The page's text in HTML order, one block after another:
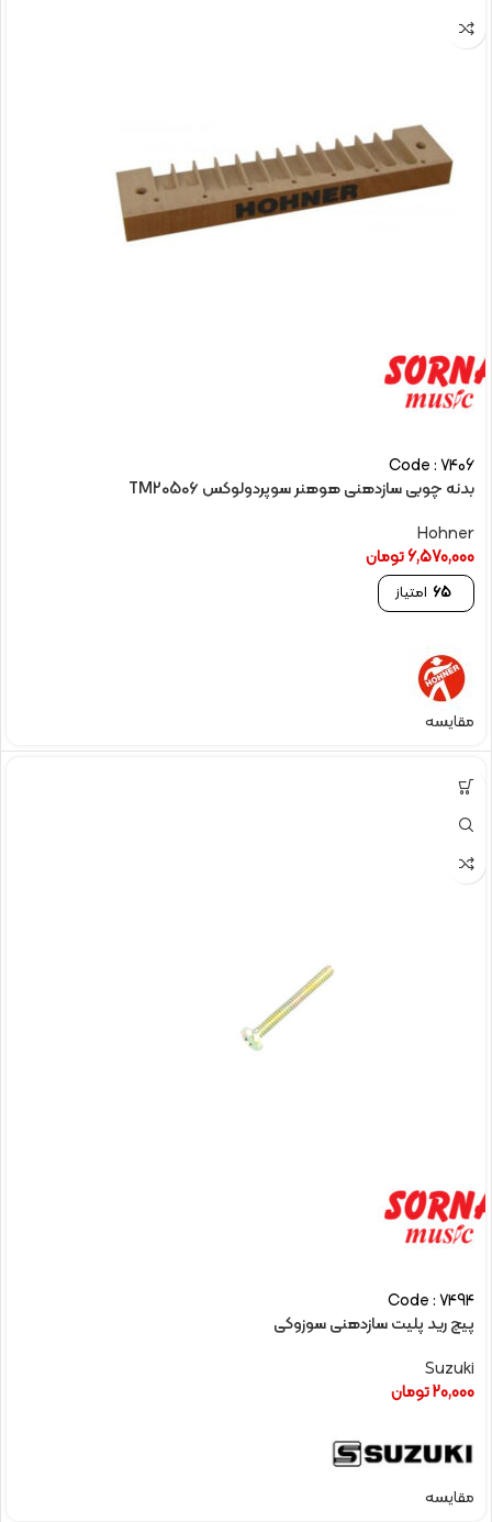
Code : 7406
بدنه چوبی سازدهنی هوهنر سوپردولوکس TM20506
Hohner
6,570,000تومان
65 امتیاز
مقایسه
Code : 7494
پيچ رید پلیت سازدهنی سوزوکی
Suzuki
20,000تومان
مقایسه